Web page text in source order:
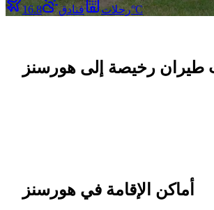
رحلات
فنادق 16.8°C
طيران رخيصة إلى هورسنز
أماكن الإقامة في هورسنز